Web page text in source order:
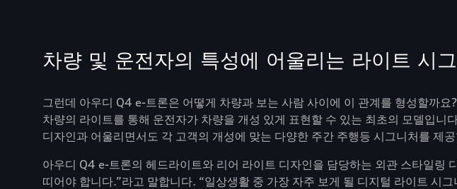
차량 및 운전자의 특성에 어울리는 라이트 시
그런데 아우디 Q4 e-트론은 어떻게 차량과 보는 사람 사이에 이 관계를 형성할까
차량의 라이트를 통해 운전자가 차량을 개성 있게 표현할 수 있는 최초의 모델입
디자인과 어울리면서도 각 고객의 개성에 맞는 다양한 주간 주행등 시그니처를
아우디 Q4 e-트론의 헤드라이트와 리어 라이트 디자인을 담당하는 외관 스타일
띠어야 합니다.”라고 말합니다. “일상생활 중 가장 자주 보게 될 디지털 라이트 시